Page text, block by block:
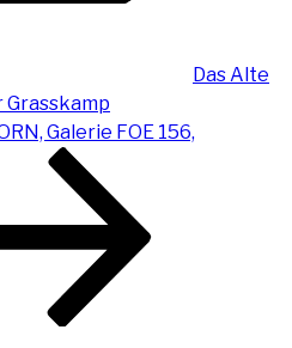
Das Alte
Grasskamp
Gale­rie FOE 156,